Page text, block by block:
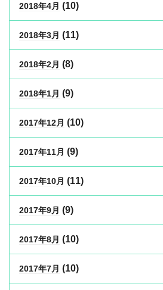
2018年4月 (10)
2018年3月 (11)
2018年2月 (8)
2018年1月 (9)
2017年12月 (10)
2017年11月 (9)
2017年10月 (11)
2017年9月 (9)
2017年8月 (10)
2017年7月 (10)